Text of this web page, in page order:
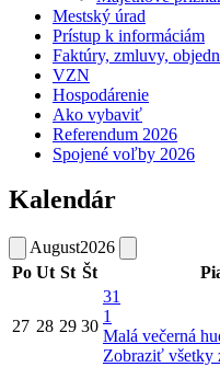
Mestský úrad
Prístup k informáciám
Faktúry, zmluvy,
VZN
Hospodárenie
Ako vybaviť
Referendum 2026
Spojené voľby 2026
Kalendár
August2026
Po Ut St Št
27 28 29 30
31
1
Malá večerná
Zobraziť všetky